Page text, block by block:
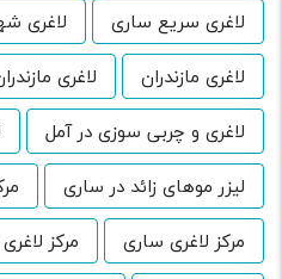
لاغری سریع ساری
لاغری
لاغری مازندران
لاغری
لاغری و چربی سوزی در آمل
لیزر موهای زائد در ساری
مرکز لاغری ساری
مرکز